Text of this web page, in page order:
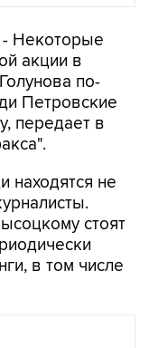
- Некоторые
акции в
по-
Петровские
передает в
находятся не
стоят
в том числе